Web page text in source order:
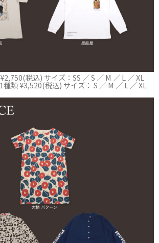
税込) サイズ：SS ／ S ／ M ／ L ／ XL
種類 ¥3,520(税込) サイズ： S ／ M ／ L ／ XL